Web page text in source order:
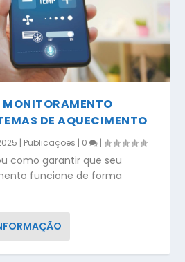
MONITORAMENTO
DE AQUECIMENTO
| Publicações | 0 |
como garantir que seu
funcione de forma